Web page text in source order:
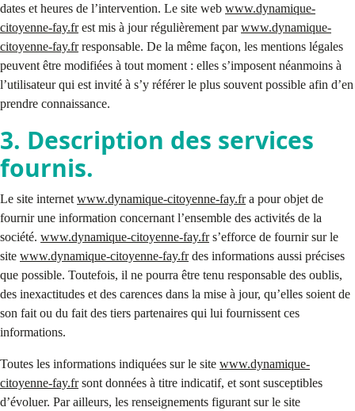
dates et heures de l’intervention. Le site web www.dynamique-
citoyenne-fay.frest mis à jour régulièrement parwww.dynamique-
citoyenne-fay.frresponsable. De la même façon, les mentions légales
peuvent être modifiées à tout moment : elles s’imposent néanmoins à
l’utilisateur qui est invité à s’y référer le plus souvent possible afin d’en
prendre connaissance.
3. Description des services
fournis.
Le site internet www.dynamique-citoyenne-fay.fra pour objet de
fournir une information concernant l’ensemble des activités de la
société. www.dynamique-citoyenne-fay.frs’efforce de fournir sur le
site www.dynamique-citoyenne-fay.frdes informations aussi précises
que possible. Toutefois, il ne pourra être tenu responsable des oublis,
des inexactitudes et des carences dans la mise à jour, qu’elles soient de
son fait ou du fait des tiers partenaires qui lui fournissent ces
informations.
Toutes les informations indiquées sur le site www.dynamique-
citoyenne-fay.frsont données à titre indicatif, et sont susceptibles
d’évoluer. Par ailleurs, les renseignements figurant sur le site